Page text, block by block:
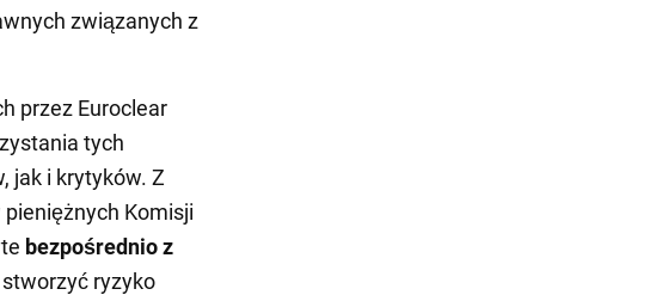
związanych z
przez Euroclear
tych
jak i krytyków. Z
pieniężnych Komisji
bezpośrednio z
ryzyko